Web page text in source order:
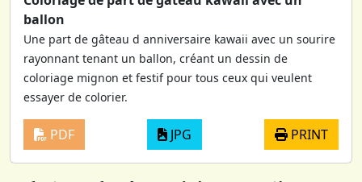
ballon
Une part de gâteau d anniversaire kawaii avec un sourire
rayonnant tenant un ballon, créant un dessin de
coloriage mignon et festif pour tous ceux qui veulent
essayer de colorier.
PDF JPG PRINT